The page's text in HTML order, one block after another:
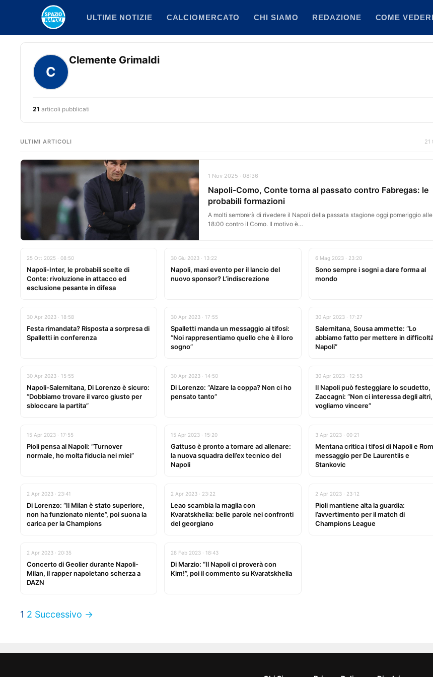
ULTIME NOTIZIE CALCIOMERCATO CHI SIAMO REDAZIONE COME
C
Clemente Grimaldi
21 articoli pubblicati
ULTIMI ARTICOLI 21
1 Nov 2025 · 08:36
Napoli-Como, Conte torna al passato contro Fabregas: le
probabili formazioni
A molti sembrerà di rivedere il Napoli della passata stagione oggi pomeriggio alle
18:00 contro il Como. Il motivo è…
25 Ott 2025 · 08:50
Napoli-Inter, le probabili scelte di
Conte: rivoluzione in attacco ed
esclusione pesante in difesa
30 Giu 2023 · 13:22
Napoli, maxi evento per il lancio del
nuovo sponsor? L’indiscrezione
6 Mag 2023 · 23:20
Sono sempre i sogni a dare forma al
mondo
30 Apr 2023 · 18:58
Festa rimandata? Risposta a sorpresa di
Spalletti in conferenza
30 Apr 2023 · 17:55
Spalletti manda un messaggio ai tifosi:
“Noi rappresentiamo quello che è il loro
sogno”
30 Apr 2023 · 17:27
Salernitana, Sousa ammette: “Lo
abbiamo fatto per mettere in
Napoli”
30 Apr 2023 · 15:55
Napoli-Salernitana, Di Lorenzo è sicuro:
“Dobbiamo trovare il varco giusto per
sbloccare la partita”
30 Apr 2023 · 14:50
Di Lorenzo: “Alzare la coppa? Non ci ho
pensato tanto”
30 Apr 2023 · 12:53
Il Napoli può festeggiare lo scudetto,
Zaccagni: “Non ci interessa degli altri,
vogliamo vincere”
15 Apr 2023 · 17:55
Pioli pensa al Napoli: “Turnover
normale, ho molta fiducia nei miei”
15 Apr 2023 · 15:20
Gattuso è pronto a tornare ad allenare:
la nuova squadra dell’ex tecnico del
Napoli
3 Apr 2023 · 00:21
Mentana critica i tifosi di Napoli e
messaggio per De Laurentiis e
Stankovic
2 Apr 2023 · 23:41
Di Lorenzo: “Il Milan è stato superiore,
non ha funzionato niente”, poi suona la
carica per la Champions
2 Apr 2023 · 23:22
Leao scambia la maglia con
Kvaratskhelia: belle parole nei confronti
del georgiano
2 Apr 2023 · 23:12
Pioli mantiene alta la guardia:
l’avvertimento per il match di
Champions League
2 Apr 2023 · 20:35
Concerto di Geolier durante Napoli-
Milan, il rapper napoletano scherza a
DAZN
28 Feb 2023 · 18:43
Di Marzio: “Il Napoli ci proverà con
Kim!”, poi il commento su Kvaratskhelia
1 2 Successivo →